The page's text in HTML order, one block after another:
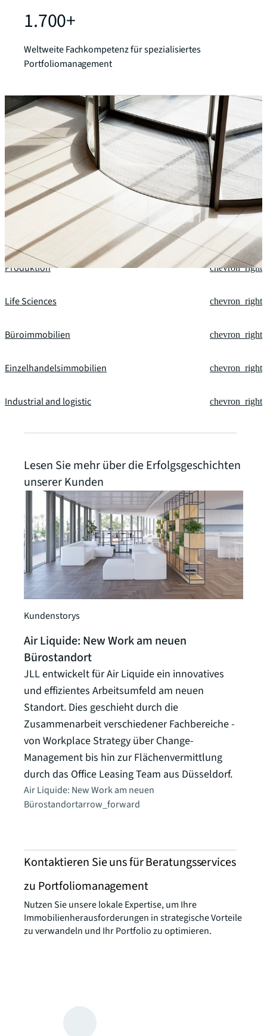
1.700+
Weltweite Fachkompetenz für spezialisiertes
Portfoliomanagement
Unsere Fachgebiete
Finanzdienstleistungen chevron_right
Technologie chevron_right
Produktion chevron_right
Life Sciences chevron_right
Büroimmobilien chevron_right
Einzelhandelsimmobilien chevron_right
Industrial and logistic chevron_right
Lesen Sie mehr über die Erfolgsgeschichten
unserer Kunden
Kundenstorys
Air Liquide: New Work am neuen
Bürostandort
JLL entwickelt für Air Liquide ein innovatives
und effizientes Arbeitsumfeld am neuen
Standort. Dies geschieht durch die
Zusammenarbeit verschiedener Fachbereiche -
von Workplace Strategy über Change-
Management bis hin zur Flächenvermittlung
durch das Office Leasing Team aus Düsseldorf.
Air Liquide: New Work am neuen
Bürostandortarrow_forward
Kontaktieren Sie uns für Beratungsservices
zu Portfoliomanagement
Nutzen Sie unsere lokale Expertise, um Ihre
Immobilienherausforderungen in strategische Vorteile
zu verwandeln und Ihr Portfolio zu optimieren.